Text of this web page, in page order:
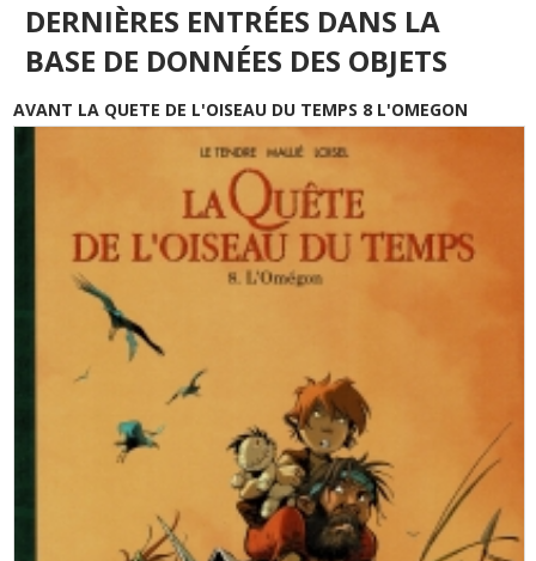
DERNIÈRES ENTRÉES DANS LA
BASE DE DONNÉES DES OBJETS
AVANT LA QUETE DE L'OISEAU DU TEMPS 8 L'OMEGON